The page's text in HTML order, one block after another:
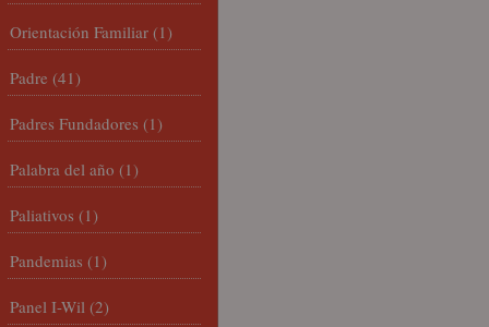
Orientación Familiar (1)
Padre (41)
Padres Fundadores (1)
Palabra del año (1)
Paliativos (1)
Pandemias (1)
Panel I-Wil (2)